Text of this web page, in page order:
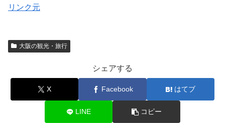
リンク元
大阪の観光・旅行
シェアする
X Facebook はてブ
LINE コピー